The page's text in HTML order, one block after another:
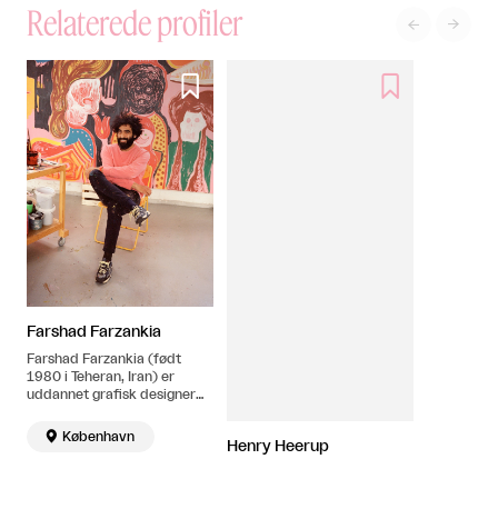
Relaterede profiler  

Farshad Farzankia
Farshad Farzankia (født
1980 i Teheran, Iran) er
uddannet grafisk designer
Han bor og arbejder i
København.
 København

Henry Heerup